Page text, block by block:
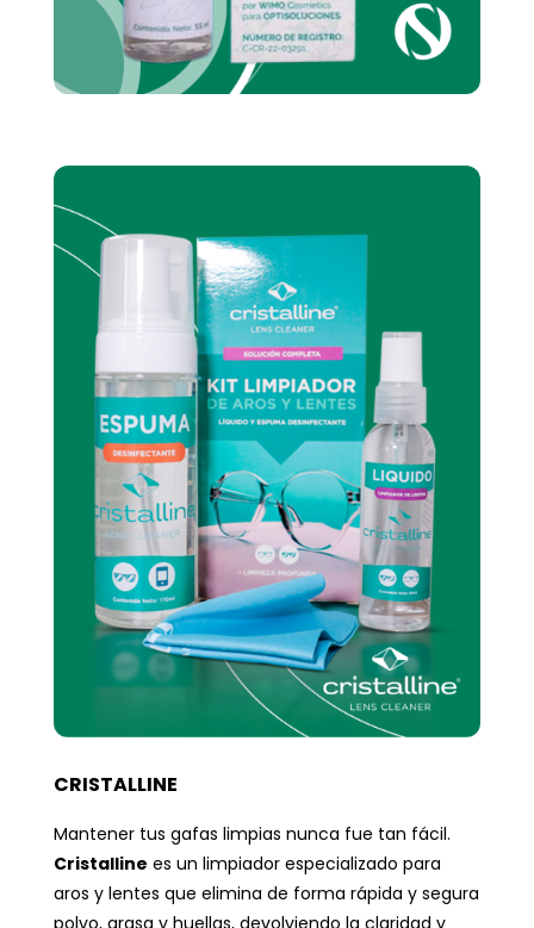
CRISTALLINE
Mantener tus gafas limpias nunca fue tan fácil.
Cristalline es un limpiador especializado para
aros y lentes que elimina de forma rápida y segura